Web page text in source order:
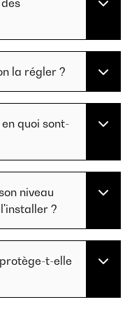
la régler ?
quoi sont-
niveau
?
t-elle